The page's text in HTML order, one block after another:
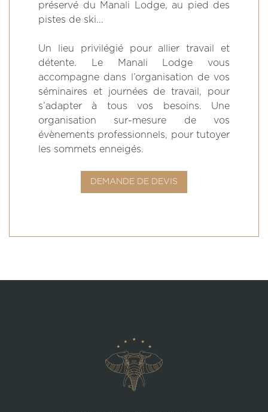
préservé du Manali Lodge, au pied des
pistes de ski...
Un lieu privilégié pour allier travail et
détente. Le Manali Lodge vous
accompagne dans l’organisation de vos
séminaires et journées de travail, pour
s’adapter à tous vos besoins. Une
organisation sur-mesure de vos
évènements professionnels, pour tutoyer
les sommets enneigés.
DEMANDE DE DEVIS